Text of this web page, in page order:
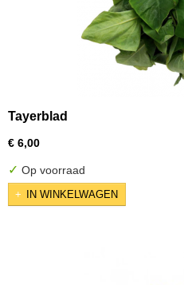
Tayerblad
€ 6,00
✓ Op voorraad
IN WINKELWAGEN